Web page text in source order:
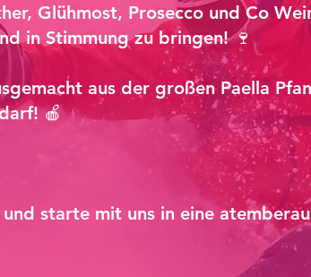
Glühmost, Prosecco und Co
in Stimmung zu bringen! 🍷
aus der großen Paella
🍎
starte mit uns in eine